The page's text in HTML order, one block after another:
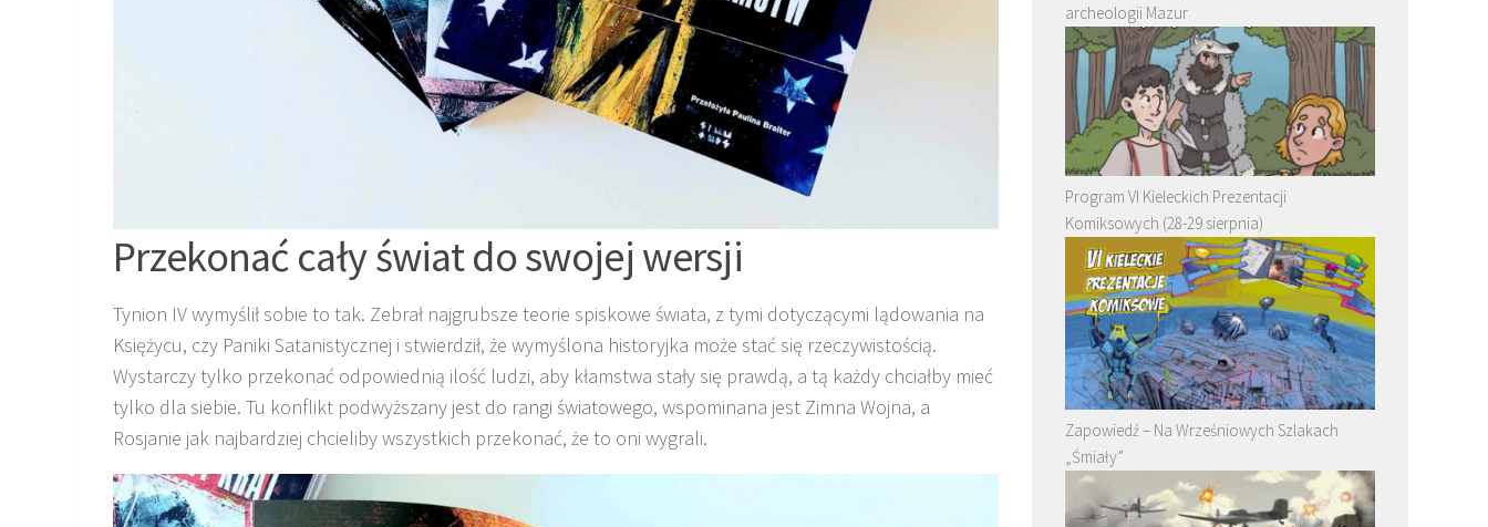
Przekonać cały świat do swojej wersji
Tynion IV wymyślił sobie to tak. Zebrał najgrubsze teorie spiskowe świata, z tymi dotyczącymi lądowania na
Księżycu, czy Paniki Satanistycznej i stwierdził, że wymyślona historyjka może stać się rzeczywistością.
Wystarczy tylko przekonać odpowiednią ilość ludzi, aby kłamstwa stały się prawdą, a tą każdy chciałby mieć
tylko dla siebie. Tu konflikt podwyższany jest do rangi światowego, wspominana jest Zimna Wojna, a
Rosjanie jak najbardziej chcieliby wszystkich przekonać, że to oni wygrali.
archeologii Mazur
Program VI Kieleckich Prezentacji
Komiksowych (28-29 sierpnia)
Zapowiedź – Na Wrześniowych Szlakach
„Śmiały”